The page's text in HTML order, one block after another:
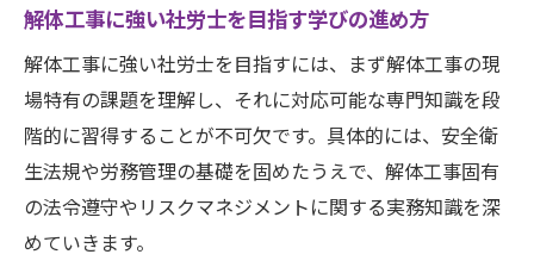
解体工事に強い社労士を目指す学びの進め方
解体工事に強い社労士を目指すには、まず解体工事の現
場特有の課題を理解し、それに対応可能な専門知識を段
階的に習得することが不可欠です。具体的には、安全衛
生法規や労務管理の基礎を固めたうえで、解体工事固有
の法令遵守やリスクマネジメントに関する実務知識を深
めていきます。